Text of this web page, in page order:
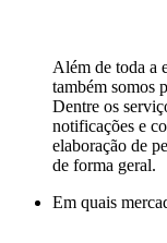
Além de toda a
também somos
Dentre os
notificações e
elaboração de
de forma geral.
Em quais